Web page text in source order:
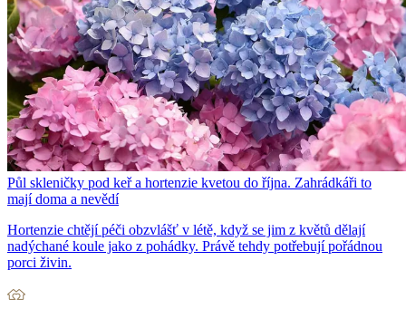
Půl skleničky pod keř a hortenzie kvetou do října. Zahrádkáři to
mají doma a nevědí
Hortenzie chtějí péči obzvlášť v létě, když se jim z květů dělají
nadýchané koule jako z pohádky. Právě tehdy potřebují pořádnou
porci živin.